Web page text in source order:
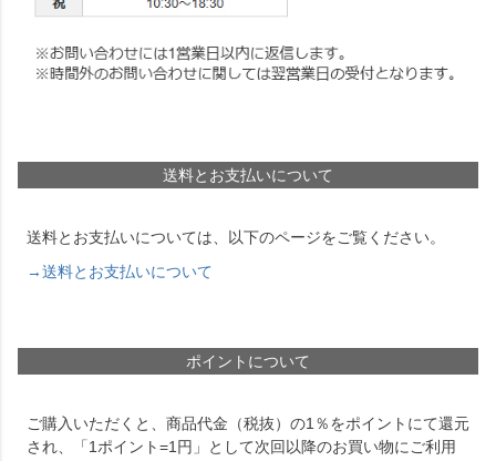
送料とお支払いについて
送料とお支払いについては、以下のページをご覧ください。
→送料とお支払いについて
ポイントについて
ご購入いただくと、商品代金（税抜）の1％をポイントにて還元
され、「1ポイント=1円」として次回以降のお買い物にご利用